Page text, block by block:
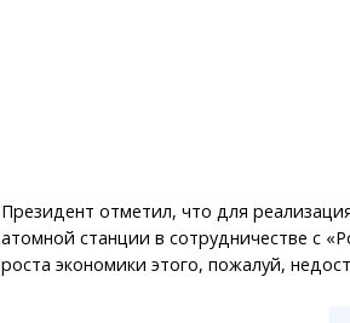
Президент отметил, что для
атомной станции в сотрудничестве с
роста экономики этого, пожалуй,